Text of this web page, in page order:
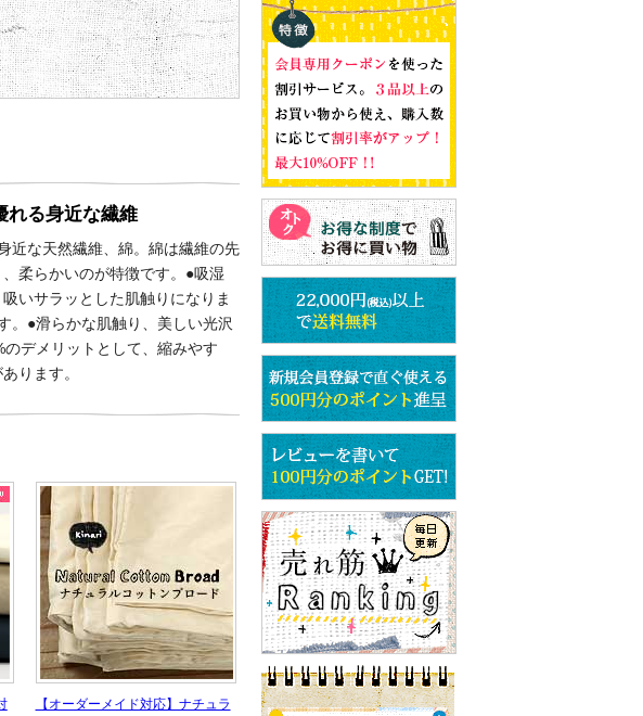
れる身近な繊維
近な天然繊維、綿。綿は繊維の先
柔らかいのが特徴です。●吸湿
いサラッとした肌触りになりま
。●滑らかな肌触り、美しい光沢
デメリットとして、縮みやす
ります。
【オーダーメイド対応】ナチュラ